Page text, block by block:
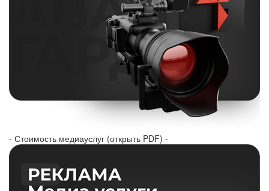
- Стоимость медиауслуг (открыть PDF) -